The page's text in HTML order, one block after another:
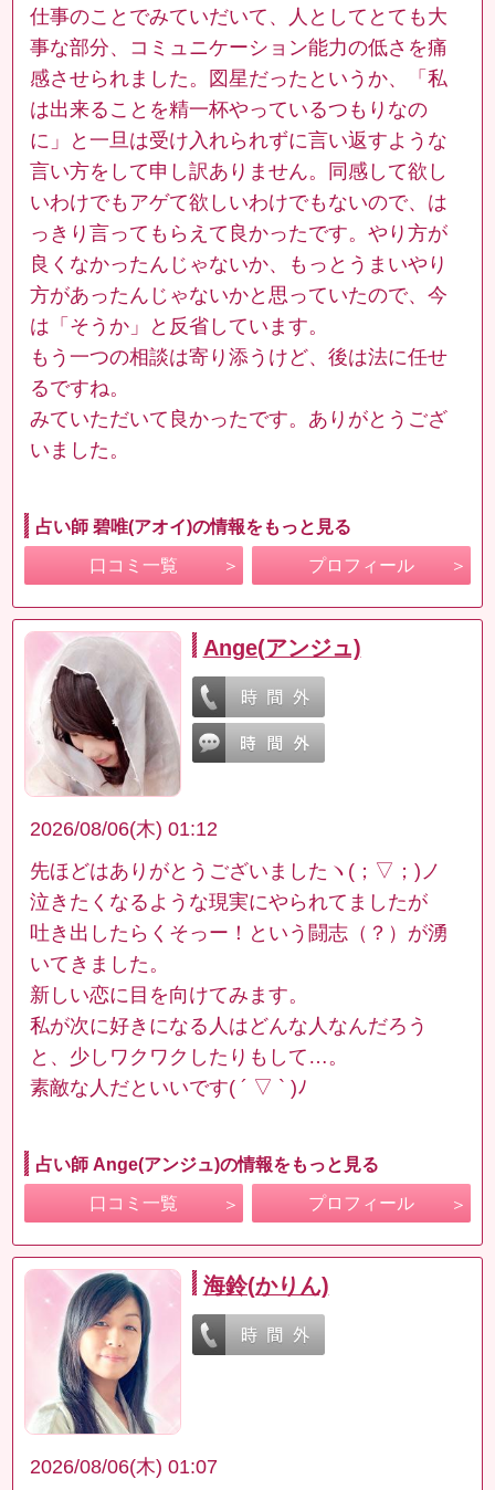
仕事のことでみていだいて、人としてとても大
事な部分、コミュニケーション能力の低さを痛
感させられました。図星だったというか、「私
は出来ることを精一杯やっているつもりなの
に」と一旦は受け入れられずに言い返すような
言い方をして申し訳ありません。同感して欲し
いわけでもアゲて欲しいわけでもないので、は
っきり言ってもらえて良かったです。やり方が
良くなかったんじゃないか、もっとうまいやり
方があったんじゃないかと思っていたので、今
は「そうか」と反省しています。
もう一つの相談は寄り添うけど、後は法に任せ
るですね。
みていただいて良かったです。ありがとうござ
いました。
占い師 碧唯(アオイ)の情報をもっと見る
口コミ一覧 プロフィール
Ange(アンジュ)
2026/08/06(木) 01:12
先ほどはありがとうございましたヽ(；▽；)ノ
泣きたくなるような現実にやられてましたが
吐き出したらくそっー！という闘志（？）が湧
いてきました。
新しい恋に目を向けてみます。
私が次に好きになる人はどんな人なんだろう
と、少しワクワクしたりもして…。
素敵な人だといいです( ´ ▽ ` )ﾉ
占い師 Ange(アンジュ)の情報をもっと見る
口コミ一覧 プロフィール
海鈴(かりん)
2026/08/06(木) 01:07